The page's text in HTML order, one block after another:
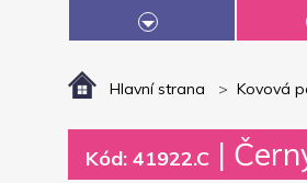
Hlavní strana Kovová
Kód: 41922.C |